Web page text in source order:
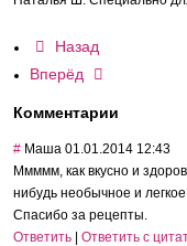
Назад
Вперёд
Комментарии
# Маша 01.01.2014 12:43
Ммммм, как вкусно и
нибудь необычное и
Спасибо за рецепты.
Ответить |Ответить с